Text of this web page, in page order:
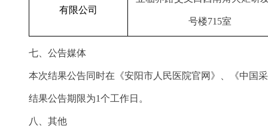
有限公司
号楼715室
七、公告媒体
本次结果公告同时在 《安阳市人民医院官网》 《中国
结果公告期限为1个工作日。
八、其他